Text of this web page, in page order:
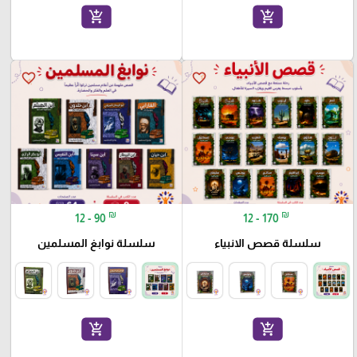
add_shopping_cart
add_shopping_cart
favorite_border
12 - 170 ₪
سلسلة قصص الانبياء
add_shopping_cart
favorite_border
12 - 90 ₪
سلسلة نوابغ المسلمين
add_shopping_cart